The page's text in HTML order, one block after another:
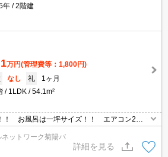
年
2階建
万円(管理費等：1,800円)
なし 礼
1ヶ月
1LDK 54.1m²
！ お風呂は一坪サイズ！！ エアコン2基
☆温水洗浄便座☆追い炊き機能☆浴室乾燥☆
コンロ付き☆期間限定賃料です。2年経過後
ットワーク菊陽バ
詳細を見る